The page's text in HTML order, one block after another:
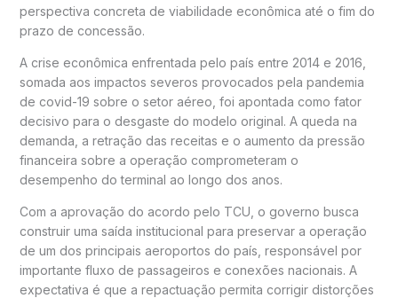
perspectiva concreta de viabilidade econômica até o fim do
prazo de concessão.
A crise econômica enfrentada pelo país entre 2014 e 2016,
somada aos impactos severos provocados pela pandemia
de covid-19 sobre o setor aéreo, foi apontada como fator
decisivo para o desgaste do modelo original. A queda na
demanda, a retração das receitas e o aumento da pressão
financeira sobre a operação comprometeram o
desempenho do terminal ao longo dos anos.
Com a aprovação do acordo pelo TCU, o governo busca
construir uma saída institucional para preservar a operação
de um dos principais aeroportos do país, responsável por
importante fluxo de passageiros e conexões nacionais. A
expectativa é que a repactuação permita corrigir distorções